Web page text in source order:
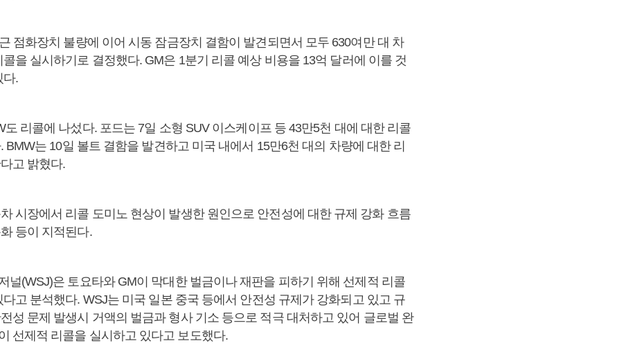
점화장치 불량에 이어 시동 잠금장치 결함이 발견되면서 모두 630여만 대 차
콜을 실시하기로 결정했다. GM은 1분기 리콜 예상 비용을 13억 달러에 이를 것
다.
도 리콜에 나섰다. 포드는 7일 소형 SUV 이스케이프 등 43만5천 대에 대한 리콜
BMW는 10일 볼트 결함을 발견하고 미국 내에서 15만6천 대의 차량에 대한 리
고 밝혔다.
시장에서 리콜 도미노 현상이 발생한 원인으로 안전성에 대한 규제 강화 흐름
등이 지적된다.
널(WSJ)은 토요타와 GM이 막대한 벌금이나 재판을 피하기 위해 선제적 리콜
다고 분석했다. WSJ는 미국 일본 중국 등에서 안전성 규제가 강화되고 있고 규
성 문제 발생시 거액의 벌금과 형사 기소 등으로 적극 대처하고 있어 글로벌 완
선제적 리콜을 실시하고 있다고 보도했다.